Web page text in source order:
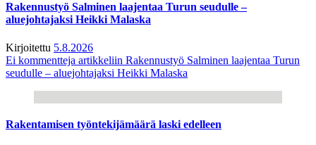
Rakennustyö Salminen laajentaa Turun seudulle –
aluejohtajaksi Heikki Malaska
Kirjoitettu 5.8.2026
Ei kommentteja artikkeliin Rakennustyö Salminen laajentaa Turun
seudulle – aluejohtajaksi Heikki Malaska
Rakentamisen työntekijämäärä laski edelleen